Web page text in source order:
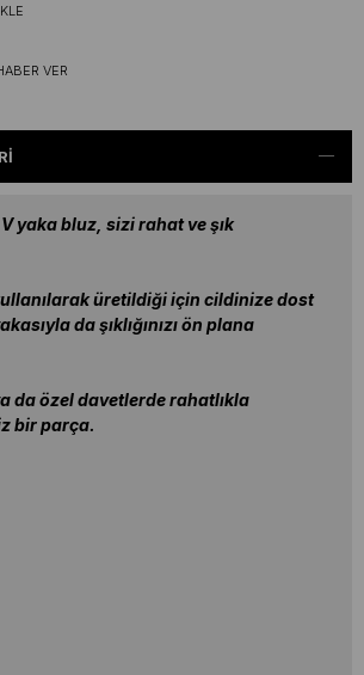
VER
yaka bluz, sizi rahat ve şık
üretildiği için cildinize dost
da şıklığınızı ön plana
da özel davetlerde rahatlıkla
bir parça.